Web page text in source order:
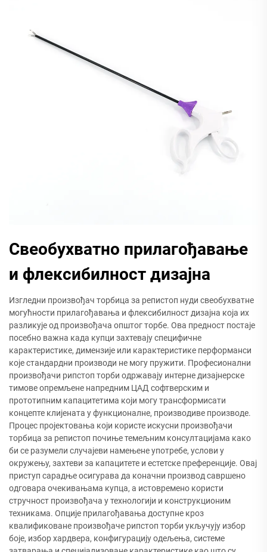
Свеобухватно прилагођавање
и флексибилност дизајна
Изгледни произвођач торбица за репистоп нуди свеобухватне
могућности прилагођавања и флексибилност дизајна која их
разликује од произвођача општог торбе. Ова предност постаје
посебно важна када купци захтевају специфичне
карактеристике, димензије или карактеристике перформанси
које стандардни производи не могу пружити. Професионални
произвођачи рипстоп торби одржавају интерне дизајнерске
тимове опремљене напредним ЦАД софтверским и
прототипним капацитетима који могу трансформисати
концепте клијената у функционалне, производиве производе.
Процес пројектовања који користе искусни произвођачи
торбица за репистоп почиње темељним консултацијама како
би се разумели случајеви намењене употребе, услови у
окружењу, захтеви за капацитете и естетске преференције. Овај
приступ сарадње осигурава да коначни производ савршено
одговара очекивањама купца, а истовремено користи
стручност произвођача у технологији и конструкционим
техникама. Опције прилагођавања доступне кроз
квалификоване произвођаче рипстоп торби укључују избор
боје, избор хардвера, конфигурацију одељења, системе